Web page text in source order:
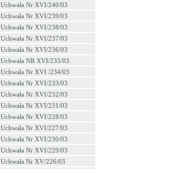
Uchwała Nr XVI/240/03
Uchwała Nr XVI/239/03
Uchwała Nr XVI/238/03
Uchwała Nr XVI/237/03
Uchwała Nr XVI/236/03
Uchwała NR XVI/235/03
Uchwała Nr XVI /234/03
Uchwała Nr XVI/233/03
Uchwała Nr XVI/232/03
Uchwała Nr XVI/231/03
Uchwała Nr XVI/228/03
Uchwała Nr XVI/227/03
Uchwała Nr XVI/230/03
Uchwała Nr XVI/229/03
Uchwała Nr XV/226/03